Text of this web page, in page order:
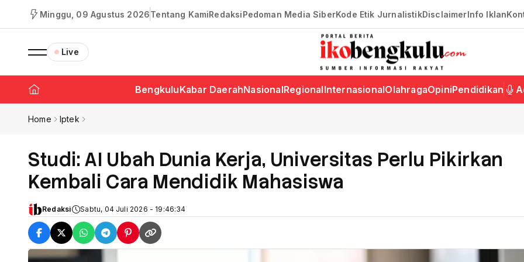
Minggu, 09 Agustus 2026Tentang KamiRedaksiPedoman Media SiberKode Etik JurnalistikDisclaimerInfo Iklan
Live
BengkuluKabar DaerahNasionalRegionalInternasionalOlahragaOpiniPendidikan
Home Iptek
Studi: AI Ubah Dunia Kerja, Universitas Perlu Pikirkan
Kembali Cara Mendidik Mahasiswa
Redaksi Sabtu, 04 Juli 2026 - 19:46:34